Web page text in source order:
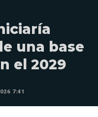
una base
el 2029
7:41